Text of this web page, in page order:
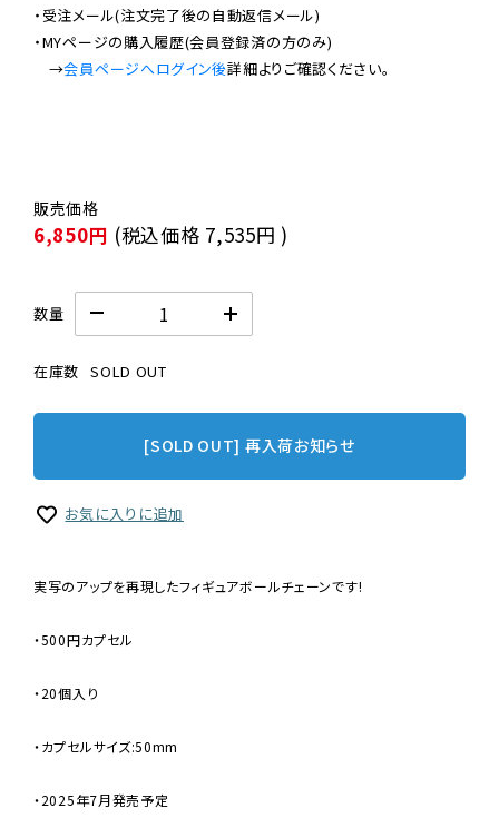
・受注メール(注文完了後の自動返信メール)
・MYページの購入履歴(会員登録済の方のみ)
→会員ページへログイン後
6,850円 (税込価格 7,535円 )
数量
在庫数 SOLD OUT
[SOLD OUT] 再入荷お知らせ
お気に入りに追加
実写のアップを再現したフィギュアボールチェーンです!
・500円カプセル
・20個入り
・カプセルサイズ:50mm
・2025年7月発売予定